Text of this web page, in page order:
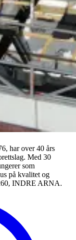
har over 40 års
Med 30
som
på kvalitet og
INDRE ARNA.